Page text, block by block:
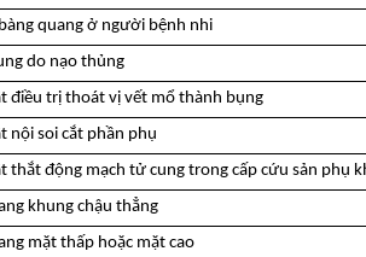
quang ở người bệnh nhi
do nạo thủng
điều trị thoát vị vết mổ thành bụng
nội soi cắt phần phụ
thắt động mạch tử cung trong cấp cứu sản phụ
khung chậu thẳng
mặt thấp hoặc mặt cao